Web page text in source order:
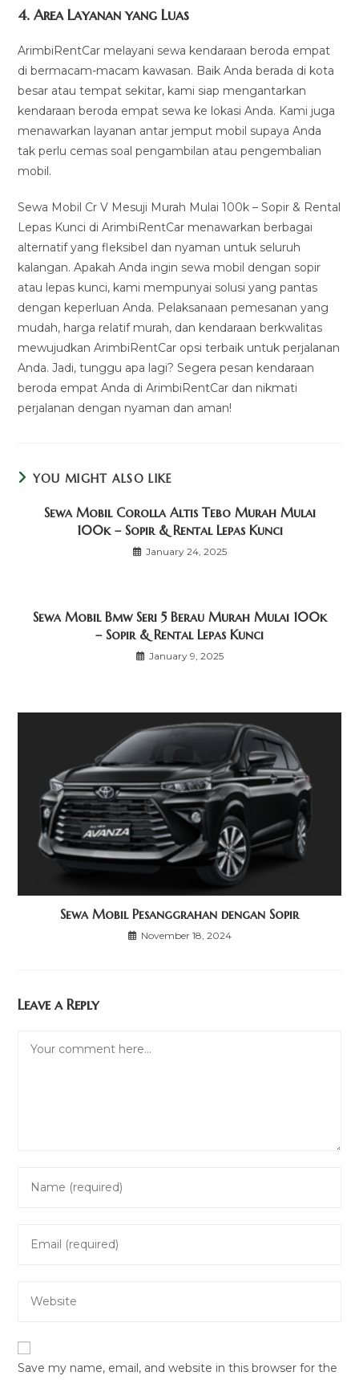
4.Area Layanan yang Luas
ArimbiRentCar melayani sewa kendaraan beroda empat
di bermacam-macam kawasan. Baik Anda berada di kota
besar atau tempat sekitar, kami siap mengantarkan
kendaraan beroda empat sewa ke lokasi Anda. Kami juga
menawarkan layanan antar jemput mobil supaya Anda
tak perlu cemas soal pengambilan atau pengembalian
mobil.
Sewa Mobil Cr V Mesuji Murah Mulai 100k – Sopir & Rental
Lepas Kunci di ArimbiRentCar menawarkan berbagai
alternatif yang fleksibel dan nyaman untuk seluruh
kalangan. Apakah Anda ingin sewa mobil dengan sopir
atau lepas kunci, kami mempunyai solusi yang pantas
dengan keperluan Anda. Pelaksanaan pemesanan yang
mudah, harga relatif murah, dan kendaraan berkwalitas
mewujudkan ArimbiRentCar opsi terbaik untuk perjalanan
Anda. Jadi, tunggu apa lagi? Segera pesan kendaraan
beroda empat Anda di ArimbiRentCar dan nikmati
perjalanan dengan nyaman dan aman!
YOU MIGHT ALSO LIKE
Sewa Mobil Corolla Altis Tebo Murah Mulai
100k – Sopir & Rental Lepas Kunci
January 24, 2025
Sewa Mobil Bmw Seri 5 Berau Murah Mulai 100k
– Sopir & Rental Lepas Kunci
January 9, 2025
Sewa Mobil Pesanggrahan dengan Sopir
November 18, 2024
Leave a Reply
comment
address
URL
(optional)
Save my name, email, and website in this browser for the